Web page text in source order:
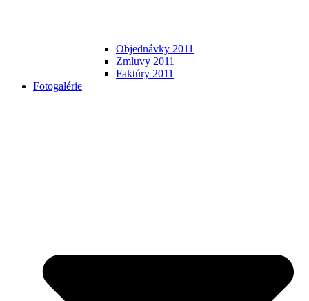
Objednávky 2011
Zmluvy 2011
Faktúry 2011
Fotogalérie